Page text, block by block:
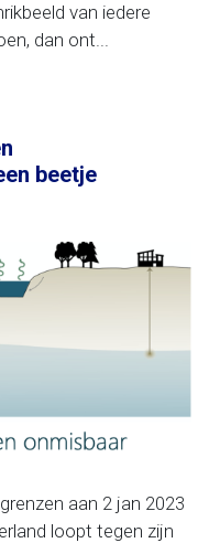
van iedere
dan ont...
beetje
aan 2 jan 2023
loopt tegen zijn